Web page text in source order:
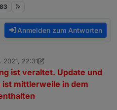
83
Anmelden zum Antworten
2021, 22:31
ist veraltet. Update und
ist mittlerweile in dem